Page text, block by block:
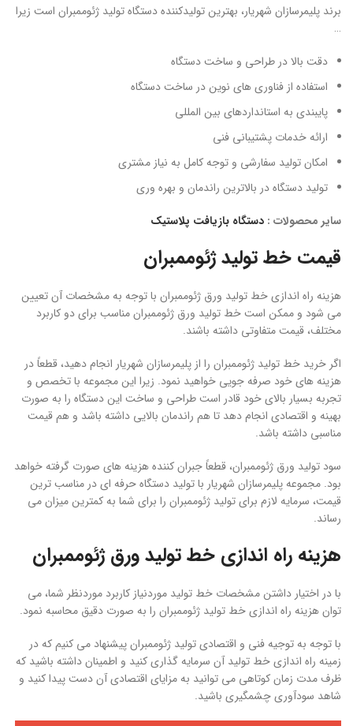
برند پلیمرسازان شهریار، بهترین تولیدکننده دستگاه تولید ژئوممبران است زیرا
…
دقت بالا در طراحی و ساخت دستگاه
استفاده از فناوری های نوین در ساخت دستگاه
پایبندی به استانداردهای بین المللی
ارائه خدمات پشتیبانی فنی
امکان تولید سفارشی و توجه کامل به نیاز مشتری
تولید دستگاه در بالاترین راندمان و بهره وری
سایر محصولات : دستگاه بازیافت پلاستیک
قیمت خط تولید ژئوممبران
هزینه راه اندازی خط تولید ورق ژئوممبران با توجه به مشخصات آن تعیین
می شود و ممکن است خط تولید ورق ژئوممبران مناسب برای دو کاربرد
مختلف، قیمت متفاوتی داشته باشند.
اگر خرید خط تولید ژئوممبران را از پلیمرسازان شهریار انجام دهید، قطعاً در
هزینه های خود صرفه جویی خواهید نمود. زیرا این مجموعه با تخصص و
تجربه بسیار بالای خود قادر است طراحی و ساخت این دستگاه را به صورت
بهینه و اقتصادی انجام دهد تا هم راندمان بالایی داشته باشد و هم قیمت
مناسبی داشته باشد.
سود تولید ورق ژئوممبران، قطعاً جبران کننده هزینه های صورت گرفته خواهد
بود. مجموعه پلیمرسازان شهریار با تولید دستگاه حرفه ای در مناسب ترین
قیمت، سرمایه لازم برای تولید ژئوممبران را برای شما به کمترین میزان می
رساند.
هزینه راه اندازی خط تولید ورق ژئوممبران
با در اختیار داشتن مشخصات خط تولید موردنیاز کاربرد موردنظر شما، می
توان هزینه راه اندازی خط تولید ژئوممبران را به صورت دقیق محاسبه نمود.
با توجه به توجیه فنی و اقتصادی تولید ژئوممبران پیشنهاد می کنیم که در
زمینه راه اندازی خط تولید آن سرمایه گذاری کنید و اطمینان داشته باشید که
ظرف مدت زمان کوتاهی می توانید به مزایای اقتصادی آن دست پیدا کنید و
شاهد سودآوری چشمگیری باشید.